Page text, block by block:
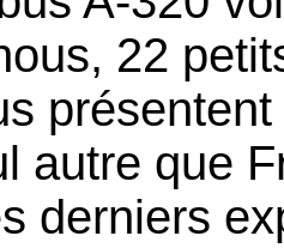
22
autre que
derniers